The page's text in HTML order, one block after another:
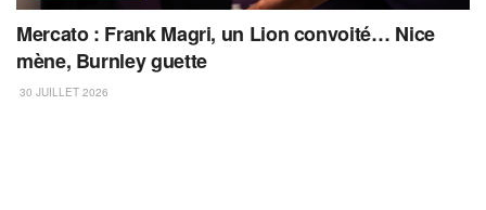
Mercato : Frank Magri, un Lion convoité… Nice
mène, Burnley guette
30 JUILLET 2026